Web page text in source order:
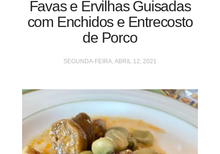
Favas e Ervilhas Guisadas
com Enchidos e Entrecosto
de Porco
SEGUNDA-FEIRA, ABRIL 12, 2021